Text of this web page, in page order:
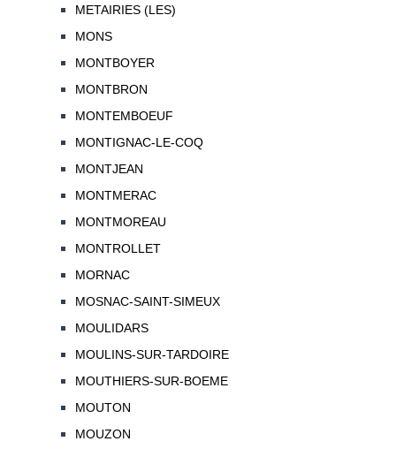
METAIRIES (LES)
MONS
MONTBOYER
MONTBRON
MONTEMBOEUF
MONTIGNAC-LE-COQ
MONTJEAN
MONTMERAC
MONTMOREAU
MONTROLLET
MORNAC
MOSNAC-SAINT-SIMEUX
MOULIDARS
MOULINS-SUR-TARDOIRE
MOUTHIERS-SUR-BOEME
MOUTON
MOUZON